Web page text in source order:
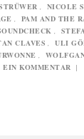
, NICOLE
, PAM AND THE
,
CLAVES , ULI
,
EIN KOMMENTAR |